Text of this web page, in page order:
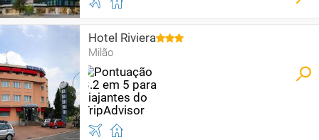
Hotel Riviera
Milão